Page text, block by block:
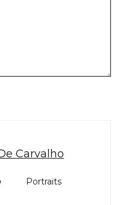
Carvalho
Portraits